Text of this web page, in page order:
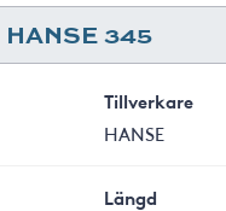
HANSE 345
Tillverkare
HANSE
Längd